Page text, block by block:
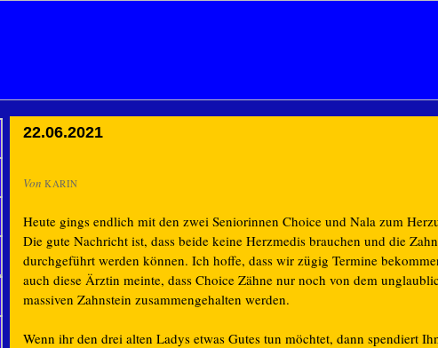
22.06.2021
Von KARIN
Heute gings endlich mit den zwei Seniorinnen Choice und Nala zum
Die gute Nachricht ist, dass beide keine Herzmedis brauchen und die
durchgeführt werden können. Ich hoffe, dass wir zügig Termine
auch diese Ärztin meinte, dass Choice Zähne nur noch von dem
massiven Zahnstein zusammengehalten werden.
Wenn ihr den drei alten Ladys etwas Gutes tun möchtet, dann spendiert